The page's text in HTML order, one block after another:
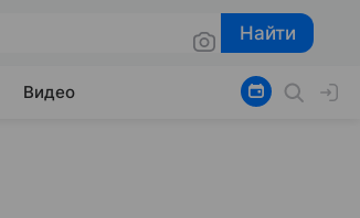
Найти
Найти
Видео